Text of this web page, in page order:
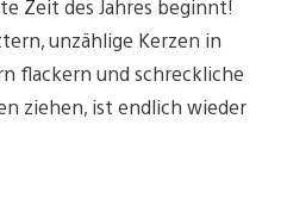
Zeit des Jahres beginnt!
unzählige Kerzen in
flackern und schreckliche
ziehen, ist endlich wieder